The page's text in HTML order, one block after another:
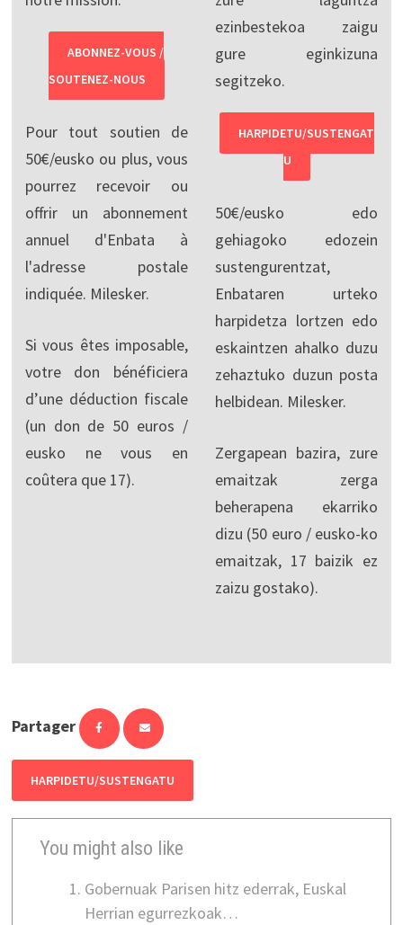
ABONNEZ-VOUS /
SOUTENEZ-NOUS
Pour tout soutien de
50€/eusko ou plus, vous
pourrez recevoir ou
offrir un abonnement
annuel d'Enbata à
l'adresse postale
indiquée. Milesker.
Si vous êtes imposable,
votre don bénéficiera
d’une déduction fiscale
(un don de 50 euros /
eusko ne vous en
coûtera que 17).
ezinbestekoa zaigu
gure eginkizuna
segitzeko.
HARPIDETU/SUSTENGAT
U
50€/eusko edo
gehiagoko edozein
sustengurentzat,
Enbataren urteko
harpidetza lortzen edo
eskaintzen ahalko duzu
zehaztuko duzun posta
helbidean. Milesker.
Zergapean bazira, zure
emaitzak zerga
beherapena ekarriko
dizu (50 euro / eusko-ko
emaitzak, 17 baizik ez
zaizu gostako).
Partager
HARPIDETU/SUSTENGATU
You might also like
Gobernuak Parisen hitz ederrak, Euskal
Herrian egurrezkoak…